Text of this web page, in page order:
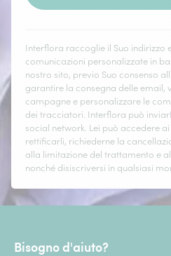
Interflora raccoglie il Suo indirizzo
comunicazioni personalizzate in
nostro sito, previo Suo consenso
garantire la consegna delle email,
campagne e personalizzare le
dei tracciatori. Interflora può
social network. Lei può accedere
rettificarli, richiederne la
alla limitazione del trattamento e
nonché disiscriversi in qualsiasi
Bisogno d'aiuto?